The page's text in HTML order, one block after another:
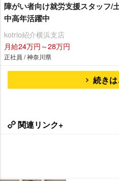
障がい者向け就労支援スタッフ/
中高年活躍中
kotrio紹介横浜支店
月給24万円～28万円
正社員 / 神奈川県
続き
関連リンク+